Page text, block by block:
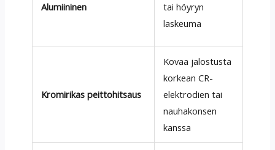
Alumiininen
tai höyryn
laskeuma
Kromirikas peittohitsaus
Kovaa jalostusta
korkean CR-
elektrodien tai
nauhakonsen
kanssa